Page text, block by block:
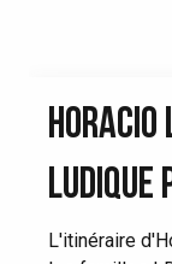
LUDIQUE
L'itinéraire